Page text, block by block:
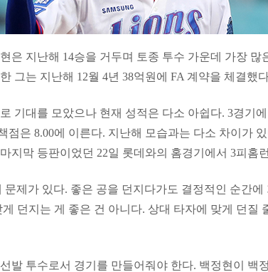
은 지난해 14승을 거두며 토종 투수 가운데 가장 많
그는 지난해 12월 4년 38억원에 FA 계약을 체결했
기대를 모았으나 현재 성적은 다소 아쉽다. 3경기에
점은 8.00에 이른다. 지난해 모습과는 다소 차이가
지막 등판이었던 22일 롯데와의 홈경기에서 3피홈
제가 있다. 좋은 공을 던지다가도 결정적인 순간에
던지는 게 좋은 건 아니다. 상대 타자에 맞게 던질
발 투수로서 경기를 만들어줘야 한다. 백정현이 백